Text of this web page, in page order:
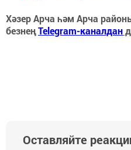
Хәзер Арча һәм Арча
безнеңTelegram-каналдан
Оставляйте